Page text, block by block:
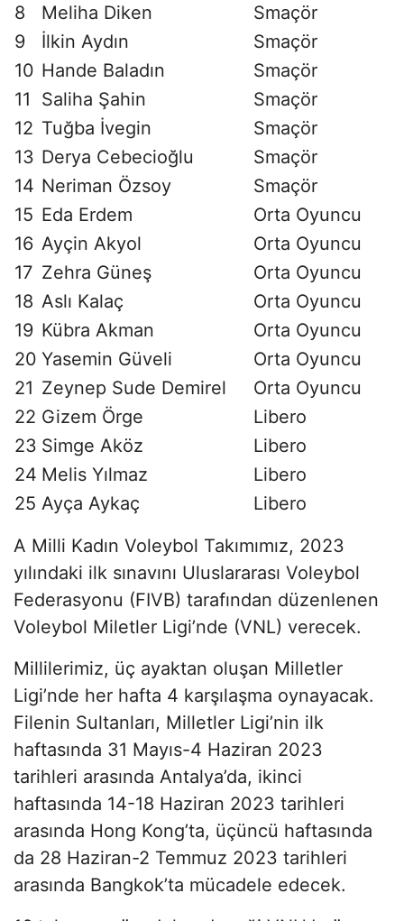
8
Meliha Diken
Smaçör
9
İlkin Aydın
Smaçör
10 Hande Baladın
Smaçör
11
Saliha Şahin
Smaçör
12 Tuğba İvegin
Smaçör
13 Derya Cebecioğlu
Smaçör
14 Neriman Özsoy
Smaçör
15 Eda Erdem
Orta Oyuncu
16 Ayçin Akyol
Orta Oyuncu
17 Zehra Güneş
Orta Oyuncu
18 Aslı Kalaç
Orta Oyuncu
19 Kübra Akman
Orta Oyuncu
20 Yasemin Güveli
Orta Oyuncu
21 Zeynep Sude Demirel
Orta Oyuncu
22 Gizem Örge
Libero
23 Simge Aköz
Libero
24 Melis Yılmaz
Libero
25 Ayça Aykaç
Libero
A Milli Kadın Voleybol Takımımız, 2023
yılındaki ilk sınavını Uluslararası Voleybol
Federasyonu (FIVB) tarafından düzenlenen
Voleybol Miletler Ligi’nde (VNL) verecek.
Millilerimiz, üç ayaktan oluşan Milletler
Ligi’nde her hafta 4 karşılaşma oynayacak.
Filenin Sultanları, Milletler Ligi’nin ilk
haftasında 31 Mayıs-4 Haziran 2023
tarihleri arasında Antalya’da, ikinci
haftasında 14-18 Haziran 2023 tarihleri
arasında Hong Kong’ta, üçüncü haftasında
da 28 Haziran-2 Temmuz 2023 tarihleri
arasında Bangkok’ta mücadele edecek.